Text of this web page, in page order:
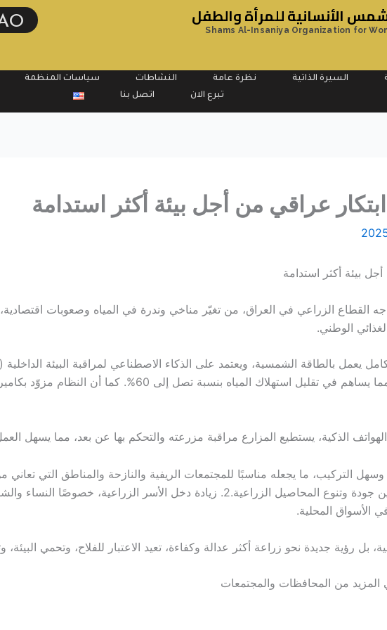
الأنسانية للمرأة والطفل
Shams Al-Insaniya Organization for
السيرة الذاتية نظرة عامة النشاطات سياسات المنظمة
تبرع الان
اتصل بنا
عراقي من أجل بيئة أكثر استدامة
بيئة أكثر استدامة
القطاع الزراعي في العراق، من تغيّر مناخي وندرة في المياه وصعوبات اقتصادية،
الوطني.
يعمل بالطاقة الشمسية، ويعتمد على الذكاء الاصطناعي لمراقبة البيئة
بشكل تلقائي حسب حاجة النبات، مما يساهم في تقليل
الذكية، يستطيع المزارع مراقبة مزرعته والتحكم بها عن بعد، مما يسهل العمل
وسهل التركيب، ما يجعله مناسبًا للمجتمعات الريفية والنازحة والمناطق التي
الأسواق المحلية.
بل رؤية جديدة نحو زراعة أكثر عدالة وكفاءة، تعيد الاعتبار للفلاح، وتحمي البيئة،
المزيد من المحافظات والمجتمعات